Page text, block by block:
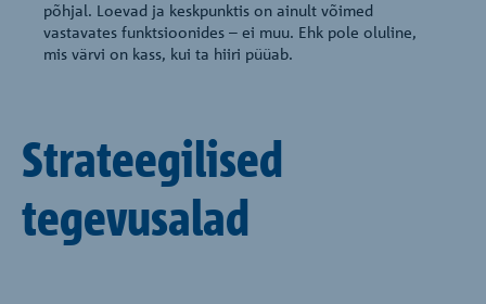
põhjal. Loevad ja keskpunktis on ainult võimed
vastavates funktsioonides – ei muu. Ehk pole oluline,
mis värvi on kass, kui ta hiiri püüab.
Strateegilised
tegevusalad